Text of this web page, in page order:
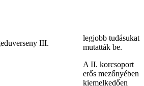
legjobb tudásukat
mutatták be.
A II. korcsoport
erős mezőnyében
kiemelkedően